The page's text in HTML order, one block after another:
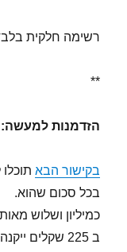
רשימה חלקית
**
הזדמנות למעשה:
בקישור הבא
בכל סכום שהוא.
כמיליון ושלוש